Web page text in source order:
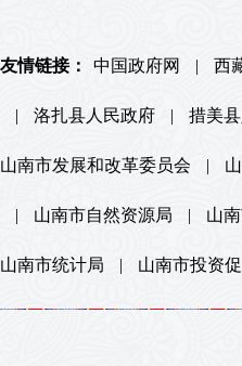
友情链接： 中国政府网 | 西
| 洛扎县人民政府 | 措美
山南市发展和改革委员会 |
| 山南市自然资源局 | 山
山南市统计局 | 山南市投资